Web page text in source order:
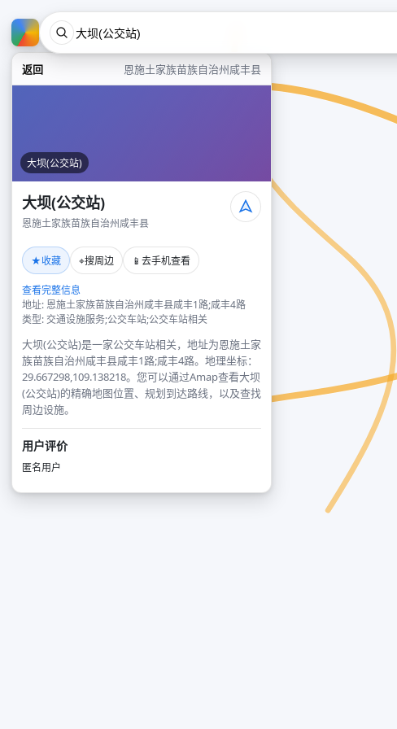
返回 恩施土家族苗族自治州咸丰县
大坝(公交站)
大坝(公交站)
恩施土家族苗族自治州咸丰县
★收藏 ⌖搜周边 📱 去手机查看
查看完整信息
地址: 恩施土家族苗族自治州咸丰县咸丰1路;咸丰4路
类型: 交通设施服务;公交车站;公交车站相关
大坝(公交站)是一家公交车站相关，地址为恩施土家
族苗族自治州咸丰县咸丰1路;咸丰4路。地理坐标：
29.667298,109.138218。您可以通过Amap查看大坝
(公交站)的精确地图位置、规划到达路线，以及查找
周边设施。
用户评价
匿名用户